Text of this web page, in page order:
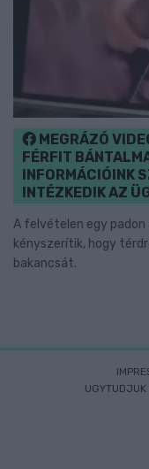
MEGRÁZÓ
FÉRFIT
INFORMÁCIÓINK
INTÉZKEDIK AZ
A felvételen egy
kényszerítik, hogy
bakancsát.